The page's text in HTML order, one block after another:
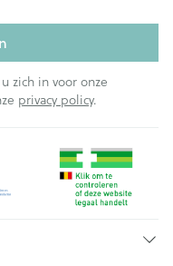
zich in voor onze
privacy policy.